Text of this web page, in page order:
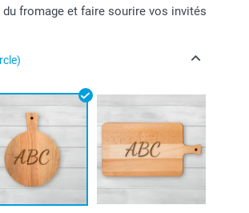
fromage et faire sourire vos invités